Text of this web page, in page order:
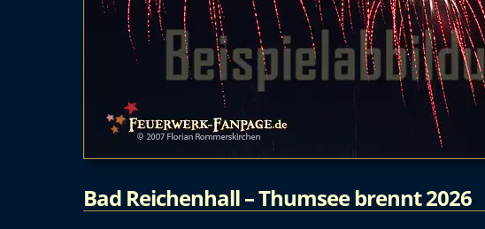
Bad Reichenhall – Thumsee brennt 2026